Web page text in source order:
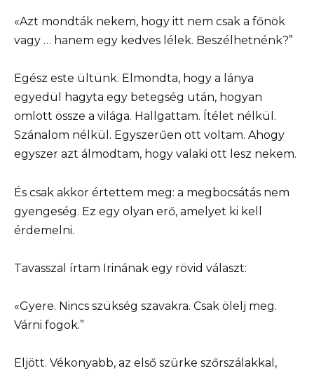
«Azt mondták nekem, hogy itt nem csak a főnök
vagy … hanem egy kedves lélek. Beszélhetnénk?”
Egész este ültünk. Elmondta, hogy a lánya
egyedül hagyta egy betegség után, hogyan
omlott össze a világa. Hallgattam. Ítélet nélkül.
Szánalom nélkül. Egyszerűen ott voltam. Ahogy
egyszer azt álmodtam, hogy valaki ott lesz nekem.
És csak akkor értettem meg: a megbocsátás nem
gyengeség. Ez egy olyan erő, amelyet ki kell
érdemelni.
Tavasszal írtam Irinának egy rövid választ:
«Gyere. Nincs szükség szavakra. Csak ölelj meg.
Várni fogok.”
Eljött. Vékonyabb, az első szürke szőrszálakkal,